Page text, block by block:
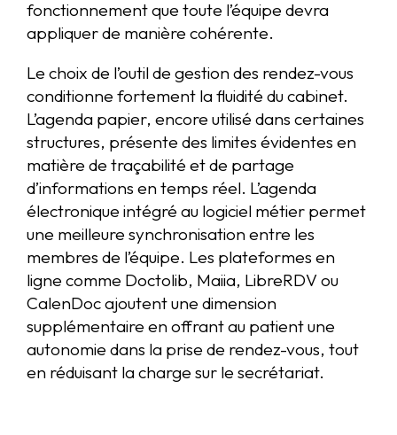
fonctionnement que toute l’équipe devra
appliquer de manière cohérente.
Le choix de l’outil de gestion des rendez-vous
conditionne fortement la fluidité du cabinet.
L’agenda papier, encore utilisé dans certaines
structures, présente des limites évidentes en
matière de traçabilité et de partage
d’informations en temps réel. L’agenda
électronique intégré au logiciel métier permet
une meilleure synchronisation entre les
membres de l’équipe. Les plateformes en
ligne comme Doctolib, Maiia, LibreRDV ou
CalenDoc ajoutent une dimension
supplémentaire en offrant au patient une
autonomie dans la prise de rendez-vous, tout
en réduisant la charge sur le secrétariat.